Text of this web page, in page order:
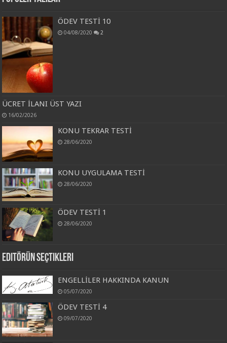
ÖDEV TESTİ 10
04/08/2020 2
ÜCRET İLANI ÜST YAZI
16/02/2026
KONU TEKRAR TESTİ
28/06/2020
KONU UYGULAMA TESTİ
28/06/2020
ÖDEV TESTİ 1
28/06/2020
Editörün Seçtikleri
ENGELLİLER HAKKINDA KANUN
05/07/2020
ÖDEV TESTİ 4
09/07/2020